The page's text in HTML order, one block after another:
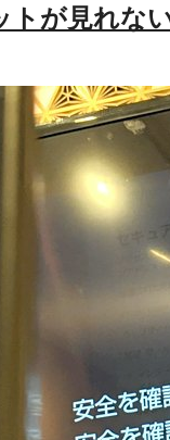
が見れな